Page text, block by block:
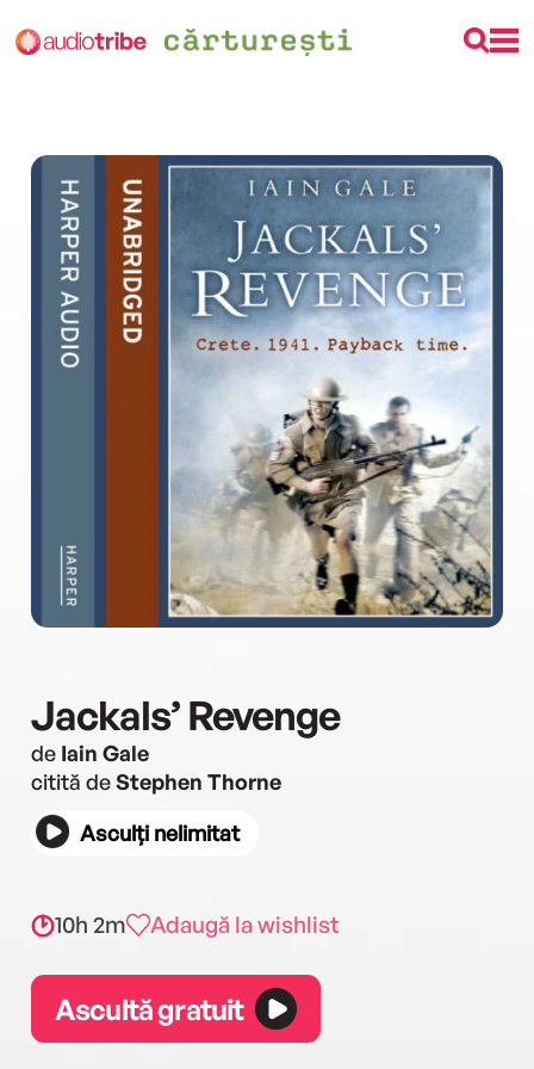
Jackals’ Revenge
de Iain Gale
citită deStephen Thorne
Asculți nelimitat
10h 2m Adaugă la wishlist
Ascultă gratuit